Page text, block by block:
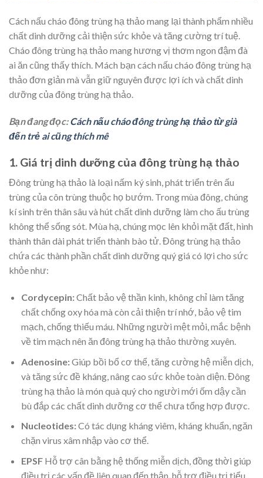
Cách nấu cháo đông trùng hạ thảo mang lại thành phẩm nhiều
chất dinh dưỡng cải thiện sức khỏe và tăng cường trí tuệ.
Cháo đông trùng hạ thảo mang hương vị thơm ngon đậm đà
ai ăn cũng thấy thích. Mách bạn cách nấu cháo đông trùng hạ
thảo đơn giản mà vẫn giữ nguyên được lợi ích và chất dinh
dưỡng của đông trùng hạ thảo.
Bạn đang đọc:Cách nấu cháo đông trùng hạ thảo từ già
đến trẻ ai cũng thích mê
1. Giá trị dinh dưỡng của đông trùng hạ thảo
Đông trùng hạ thảo là loại nấm ký sinh, phát triển trên ấu
trùng của côn trùng thuộc họ bướm. Trong mùa đông, chúng
kí sinh trên thân sâu và hút chất dinh dưỡng làm cho ấu trùng
không thể sống sót. Mùa hạ, chúng mọc lên khỏi mặt đất, hình
thành thân dài phát triển thành bào tử. Đông trùng hạ thảo
chứa các thành phần chất dinh dưỡng quý giá có lợi cho sức
khỏe như:
Cordycepin:Chất bảo vệ thần kinh, không chỉ làm tăng
chất chống oxy hóa mà còn cải thiện trí nhớ, bảo vệ tim
mạch, chống thiếu máu. Những người mệt mỏi, mắc bệnh
về tim mạch nên ăn đông trùng hạ thảo thường xuyên.
Adenosine:Giúp bồi bổ cơ thể, tăng cường hệ miễn dịch,
và tăng sức đề kháng, nâng cao sức khỏe toàn diện. Đông
trùng hạ thảo là món quà quý cho người mới ốm dậy cần
bù đắp các chất dinh dưỡng cơ thể chưa tổng hợp được.
Nucleotides:Có tác dụng kháng viêm, kháng khuẩn, ngăn
chặn virus xâm nhập vào cơ thể.
EPSFHỗ trợ cân bằng hệ thống miễn dịch, đồng thời giúp
điều trị các vấn đề liên quan đến thận, hỗ trợ điều trị tiểu